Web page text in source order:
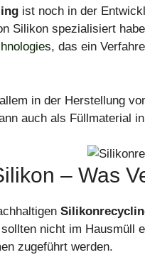
ist noch in der
Silikon spezialisiert
, das ein
in der Herstellung
auch als Füllmaterial
– Was
nicht im Hausmüll
zugeführt werden.